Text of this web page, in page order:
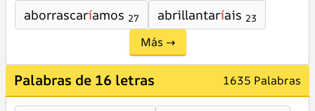
aborrascaríamos 27 abrillantaríais 23
Más →
Palabras de 16 letras 1635 Palabras